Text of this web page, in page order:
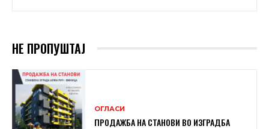
НЕ ПРОПУШТАЈ
ОГЛАСИ
ПРОДАЖБА НА СТАНОВИ ВО ИЗГРАДБА